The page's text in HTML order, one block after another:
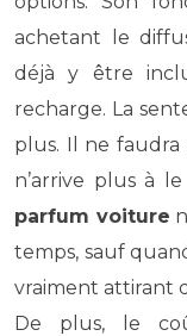
achetant le
déjà y être
recharge. La
plus. Il ne
n’arrive plus à
parfum voiture
temps, sauf
vraiment attirant
De plus, le